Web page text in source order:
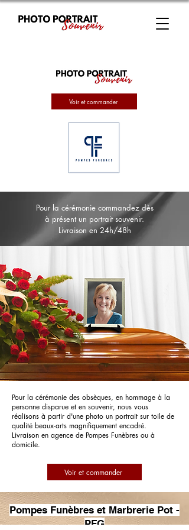
Voir et commander
Pour la cérémonie commandez dès
à présent un portrait souvenir.
Livraison en 24h/48h
Pour la cérémonie des obsèques, en hommage à la
personne disparue et en souvenir, nous vous
réalisons à partir d'une photo un portrait sur toile de
qualité beaux-arts magnifiquement encadré.
Livraison en agence de Pompes Funèbres ou à
domicile.
Voir et commander
Pompes Funèbres et Marbrerie Pot -
PFG